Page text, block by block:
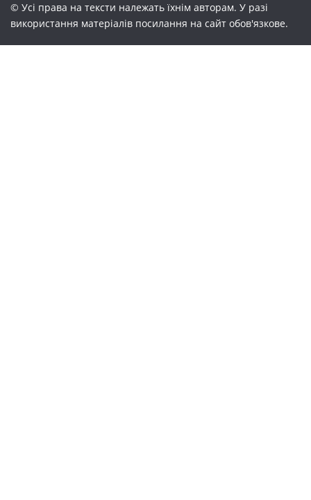
© Усі права на тексти належать їхнім авторам. У разі
використання матеріалів посилання на сайт обов'язкове.